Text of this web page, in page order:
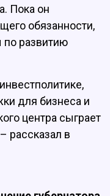
Пока он
обязанности,
по развитию
для бизнеса и
центра сыграет
рассказал в